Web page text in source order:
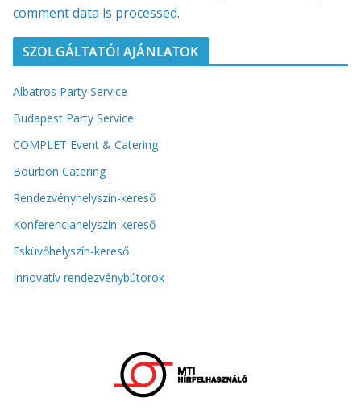
comment data is processed.
SZOLGÁLTATÓI AJÁNLATOK
Albatros Party Service
Budapest Party Service
COMPLET Event & Catering
Bourbon Catering
Rendezvényhelyszín-kereső
Konferenciahelyszín-kereső
Esküvőhelyszín-kereső
Innovatív rendezvénybútorok